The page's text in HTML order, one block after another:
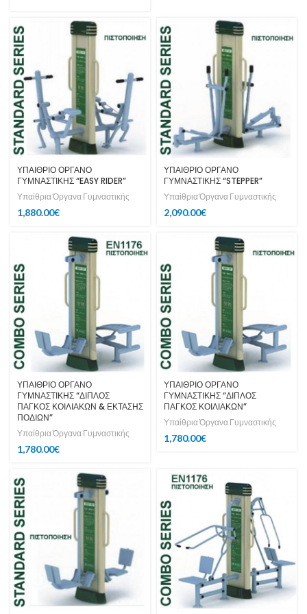
ΥΠΑΙΘΡΙΟ ΟΡΓΑΝΟ
ΓΥΜΝΑΣΤΙΚΗΣ “EASY RIDER”
Υπαίθρια Όργανα Γυμναστικής
1,880.00€
ΥΠΑΙΘΡΙΟ ΟΡΓΑΝΟ
ΓΥΜΝΑΣΤΙΚΗΣ “STEPPER”
Υπαίθρια Όργανα Γυμναστικής
2,090.00€
ΥΠΑΙΘΡΙΟ ΟΡΓΑΝΟ
ΓΥΜΝΑΣΤΙΚΗΣ “ΔΙΠΛΟΣ
ΠΑΓΚΟΣ ΚΟΙΛΙΑΚΩΝ & ΕΚΤΑΣΗΣ
ΠΟΔΙΩΝ”
Υπαίθρια Όργανα Γυμναστικής
1,780.00€
ΥΠΑΙΘΡΙΟ ΟΡΓΑΝΟ
ΓΥΜΝΑΣΤΙΚΗΣ “ΔΙΠΛΟΣ
ΠΑΓΚΟΣ ΚΟΙΛΙΑΚΩΝ”
Υπαίθρια Όργανα Γυμναστικής
1,780.00€